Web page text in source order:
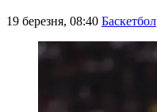
19 березня, 08:40 Баскетбол